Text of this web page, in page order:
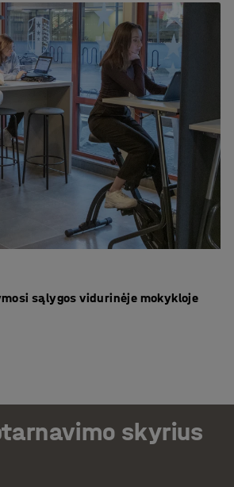
sąlygos vidurinėje mokykloje
skyrius